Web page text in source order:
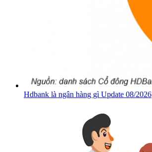
Hdbank là ngân hàng gì Update 08/2026